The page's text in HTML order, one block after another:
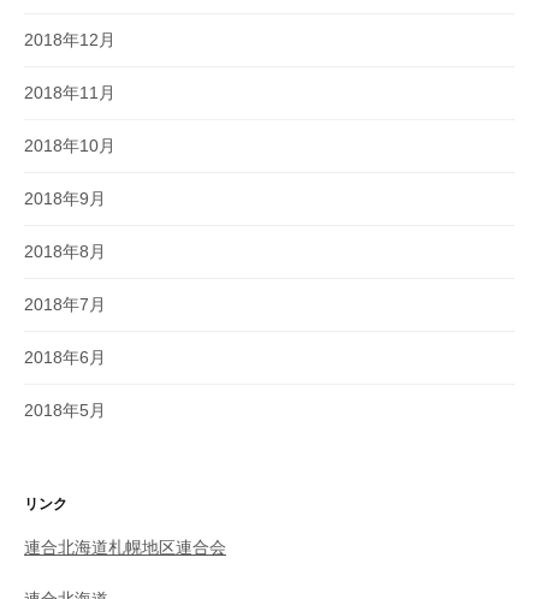
2018年12月
2018年11月
2018年10月
2018年9月
2018年8月
2018年7月
2018年6月
2018年5月
リンク
連合北海道札幌地区連合会